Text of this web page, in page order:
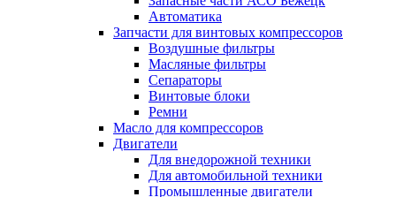
Автоматика
Запчасти для винтовых компрессоров
Воздушные фильтры
Масляные фильтры
Сепараторы
Винтовые блоки
Ремни
Масло для компрессоров
Двигатели
Для внедорожной техники
Для автомобильной техники
Промышленные двигатели